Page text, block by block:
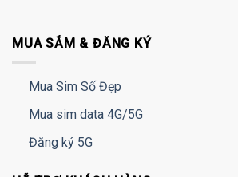
MUA SẮM & ĐĂNG KÝ
Mua Sim Số Đẹp
Mua sim data 4G/5G
Đăng ký 5G